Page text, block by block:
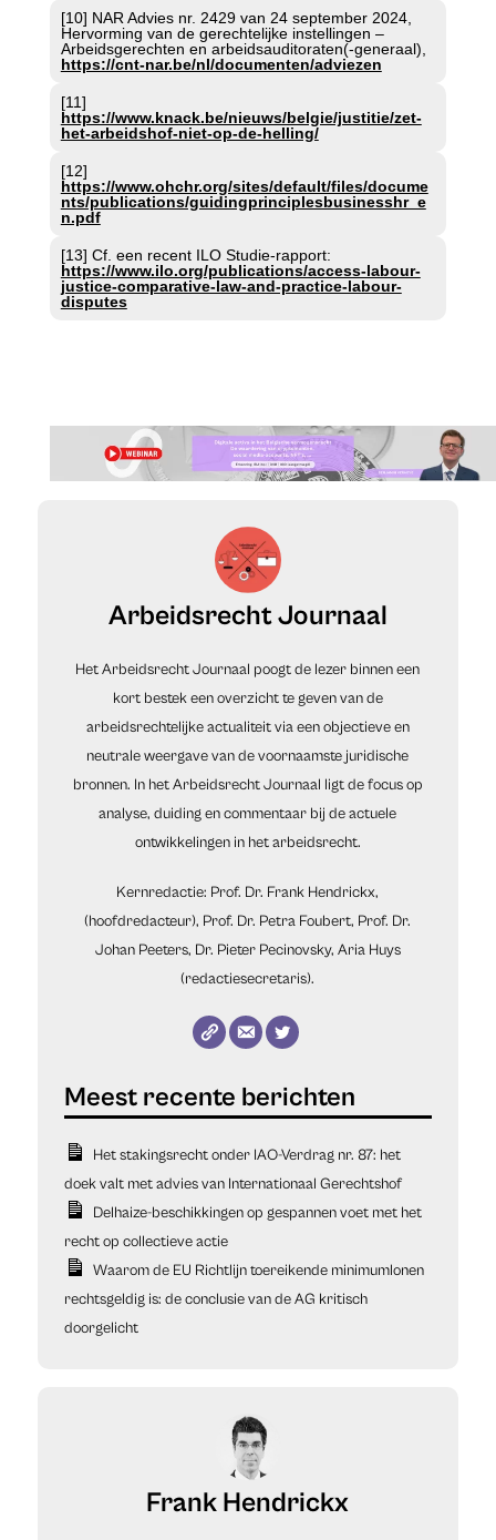
[10] NAR Advies nr. 2429 van 24 september 2024,
Hervorming van de gerechtelijke instellingen –
Arbeidsgerechten en arbeidsauditoraten(-generaal),
https://cnt-nar.be/nl/documenten/adviezen
[11]
https://www.knack.be/nieuws/belgie/justitie/zet-
het-arbeidshof-niet-op-de-helling/
[12]
https://www.ohchr.org/sites/default/files/docume
nts/publications/guidingprinciplesbusinesshr_e
n.pdf
[13] Cf. een recent ILO Studie-rapport:
https://www.ilo.org/publications/access-labour-
justice-comparative-law-and-practice-labour-
disputes
Arbeidsrecht Journaal
Het Arbeidsrecht Journaal poogt de lezer binnen een
kort bestek een overzicht te geven van de
arbeidsrechtelijke actualiteit via een objectieve en
neutrale weergave van de voornaamste juridische
bronnen. In het Arbeidsrecht Journaal ligt de focus op
analyse, duiding en commentaar bij de actuele
ontwikkelingen in het arbeidsrecht.
Kernredactie: Prof. Dr. Frank Hendrickx,
(hoofdredacteur), Prof. Dr. Petra Foubert, Prof. Dr.
Johan Peeters, Dr. Pieter Pecinovsky, Aria Huys
(redactiesecretaris).
Het stakingsrecht onder IAO-Verdrag nr. 87: het
doek valt met advies van Internationaal Gerechtshof
Delhaize-beschikkingen op gespannen voet met het
recht op collectieve actie
Waarom de EU Richtlijn toereikende minimumlonen
rechtsgeldig is: de conclusie van de AG kritisch
doorgelicht
Frank Hendrickx